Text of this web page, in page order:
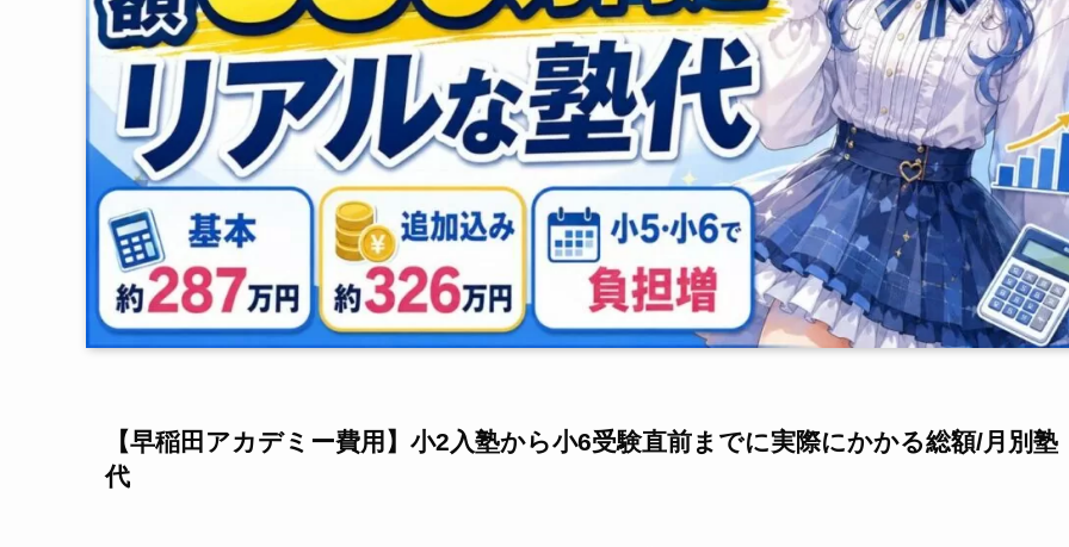
【早稲田アカデミー費用】小2入塾から小6受験直前までに実際にかかる総額/月別塾
代